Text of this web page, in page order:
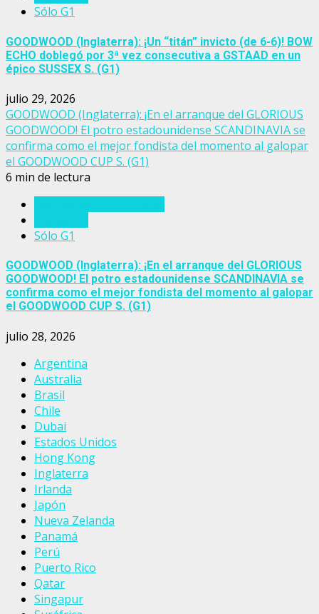
Sólo G1
GOODWOOD (Inglaterra): ¡Un “titán” invicto (de 6-6)! BOW
ECHO doblegó por 3ª vez consecutiva a GSTAAD en un
épico SUSSEX S. (G1)
julio 29, 2026
GOODWOOD (Inglaterra): ¡En el arranque del GLORIOUS
GOODWOOD! El potro estadounidense SCANDINAVIA se
confirma como el mejor fondista del momento al galopar
el GOODWOOD CUP S. (G1)
6 min de lectura
Sólo G1
GOODWOOD (Inglaterra): ¡En el arranque del GLORIOUS
GOODWOOD! El potro estadounidense SCANDINAVIA se
confirma como el mejor fondista del momento al galopar
el GOODWOOD CUP S. (G1)
julio 28, 2026
Argentina
Australia
Brasil
Chile
Dubai
Estados Unidos
Hong Kong
Inglaterra
Irlanda
Japón
Nueva Zelanda
Panamá
Perú
Puerto Rico
Qatar
Singapur